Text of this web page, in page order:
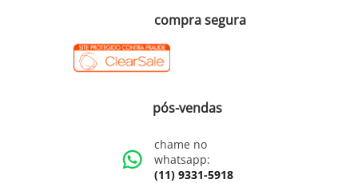
compra segura
pós-vendas
chame no
whatsapp:
(11) 9331-5918